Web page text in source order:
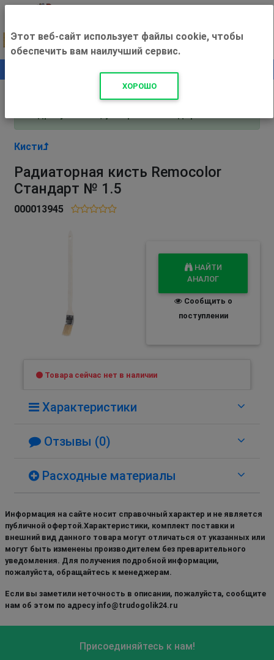
+500 ₽
Внимание! С 3 августа магазин работает по
Кисти
Радиаторная кисть Remocolor
Стандарт № 1.5
000013945
НАЙТИ
АНАЛОГ
Сообщить о
поступлении
Товара сейчас нет в наличии
Характеристики
Отзывы (0)
Расходные материалы
Информация на сайте носит справочный характер и не является
публичной офертой.Характеристики, комплект поставки и
внешний вид данного товара могут отличаться от указанных или
могут быть изменены производителем без преварительного
уведомления. Для получения подробной информации,
пожалуйста, обращайтесь к менеджерам.
Если вы заметили неточность в описании, пожалуйста, сообщите
нам об этом по адресу info@trudogolik24.ru
Присоединяйтесь к нам!
Этот веб-сайт использует файлы cookie, чтобы
обеспечить вам наилучший сервис.
ХОРОШО